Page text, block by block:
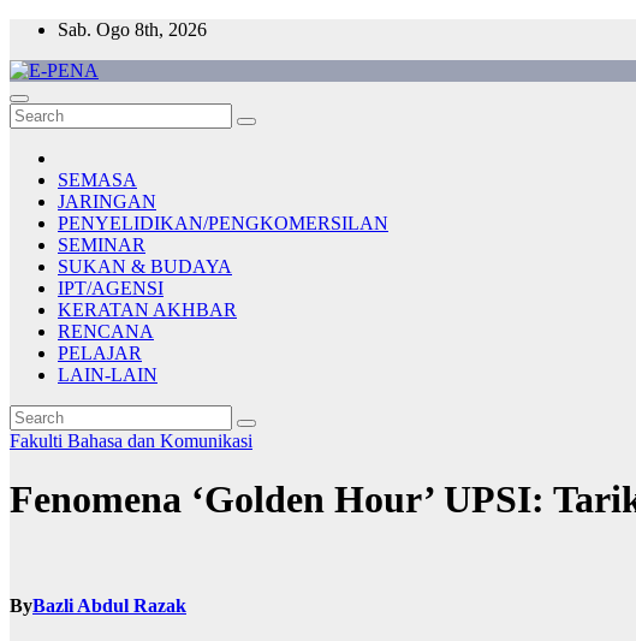
Skip
content
Sab. Ogo 8th, 2026
E-PENA
Berita Digital Terkini
SEMASA
JARINGAN
PENYELIDIKAN/PENGKOMERSILAN
SEMINAR
SUKAN & BUDAYA
IPT/AGENSI
KERATAN AKHBAR
RENCANA
PELAJAR
LAIN-LAIN
Fakulti Bahasa dan Komunikasi
Fenomena ‘Golden Hour’ UPSI:
ByBazli Abdul Razak